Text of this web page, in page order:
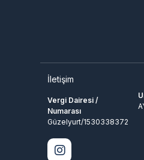
Bot-Cave
Teamfıght
StoneSoft
İletişim
Vergi Dairesi /
Numarası
Güzelyurt/1530338372